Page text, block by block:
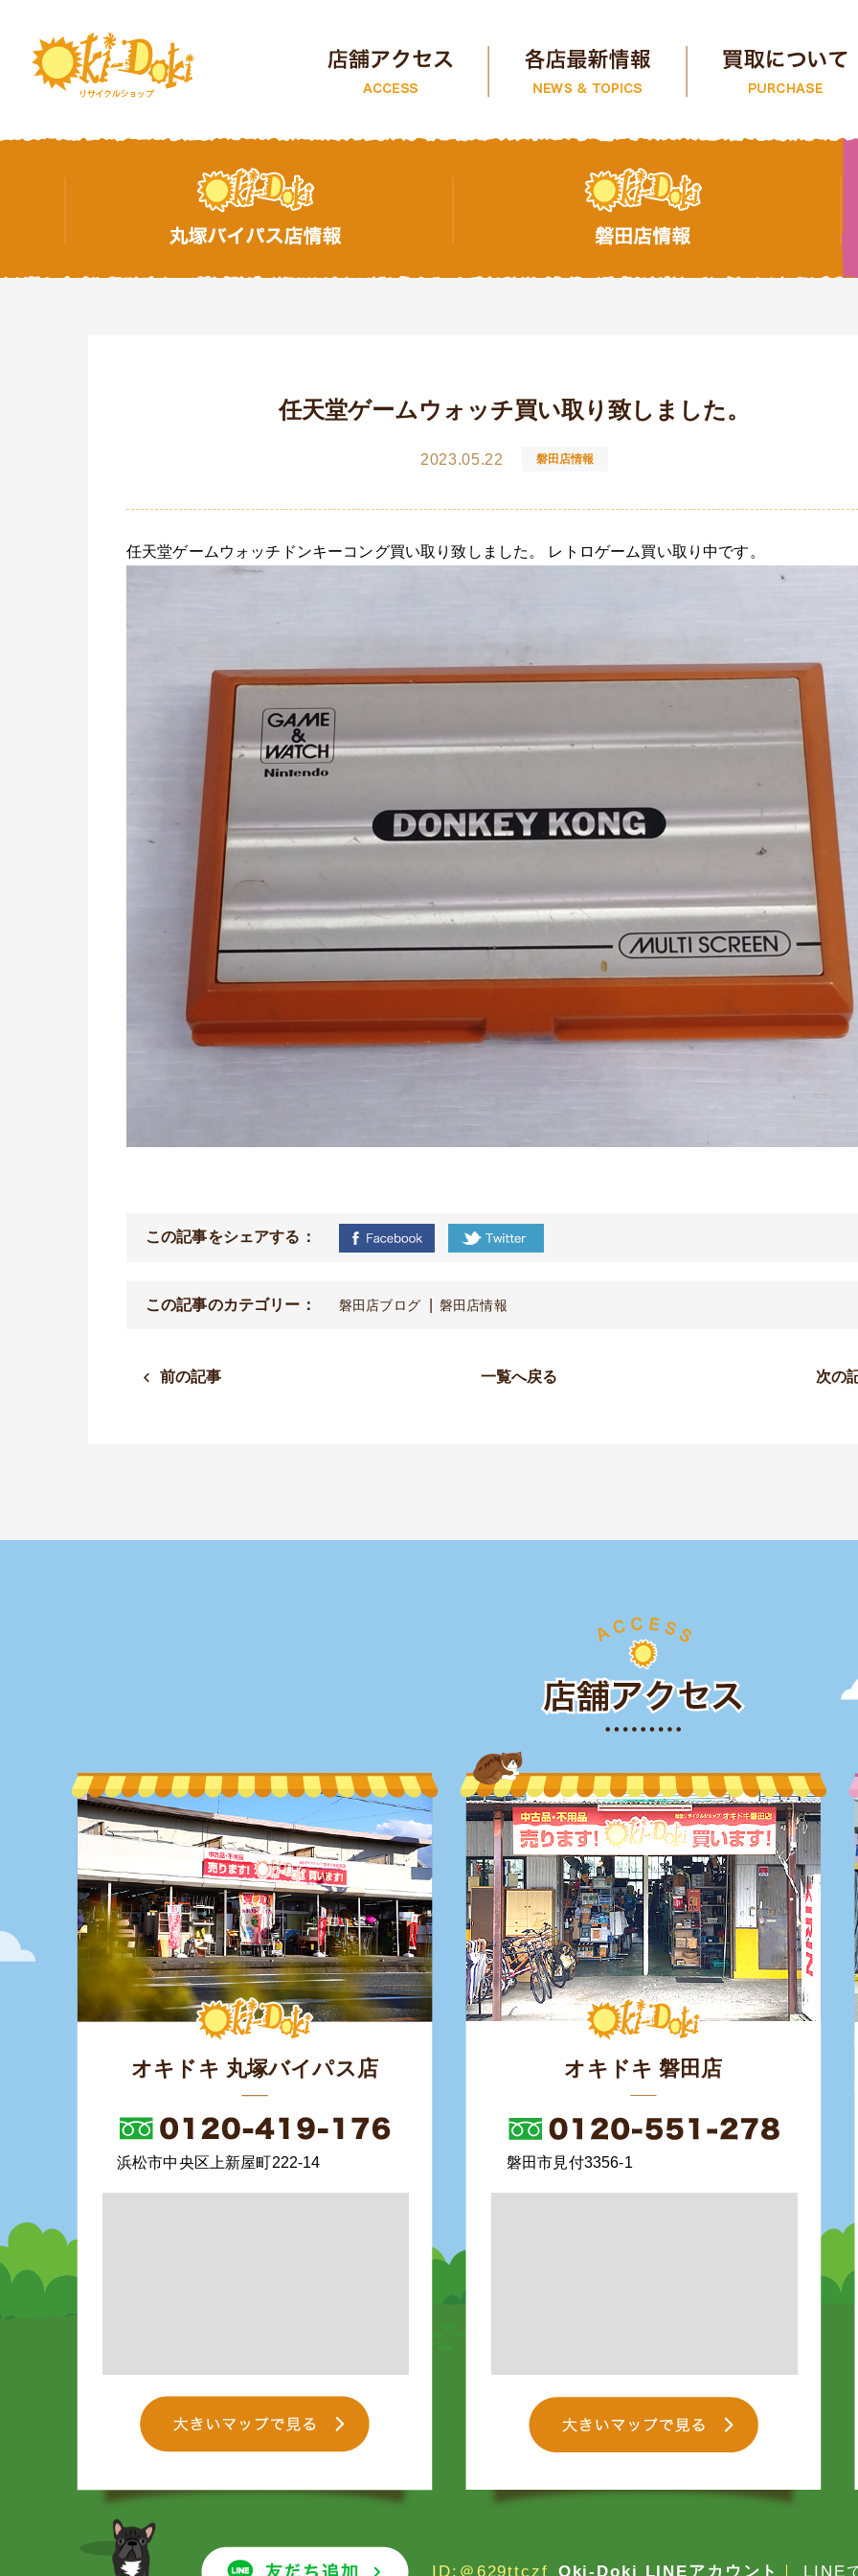
任天堂ゲームウォッチ買い取り致しました。
2023.05.22 磐田店情報
任天堂ゲームウォッチドンキーコング買い取り致しました。 レトロゲーム買い取り中です。
この記事をシェアする：
この記事のカテゴリー： 磐田店ブログ 磐田店情報
前の記事 一覧へ戻る 次の
オキドキ 丸塚バイパス店
浜松市中央区上新屋町222-14
オキドキ 磐田店
磐田市見付3356-1
ID:＠629ttczf Oki-Doki LINEアカウント LINE